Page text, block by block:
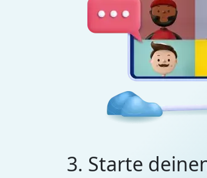
3. Starte